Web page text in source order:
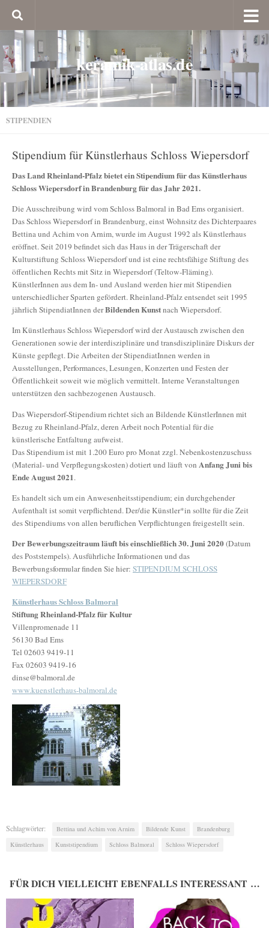
keramik-atlas.de
STIPENDIEN
Stipendium für Künstlerhaus Schloss Wiepersdorf
Das Land Rheinland-Pfalz bietet ein Stipendium für das Künstlerhaus
Schloss Wiepersdorf in Brandenburg für das Jahr 2021.
Die Ausschreibung wird vom Schloss Balmoral in Bad Ems organisiert.
Das Schloss Wiepersdorf in Brandenburg, einst Wohnsitz des Dichterpaares
Bettina und Achim von Arnim, wurde im August 1992 als Künstlerhaus
eröffnet. Seit 2019 befindet sich das Haus in der Trägerschaft der
Kulturstiftung Schloss Wiepersdorf und ist eine rechtsfähige Stiftung des
öffentlichen Rechts mit Sitz in Wiepersdorf (Teltow-Fläming).
KünstlerInnen aus dem In- und Ausland werden hier mit Stipendien
unterschiedlicher Sparten gefördert. Rheinland-Pfalz entsendet seit 1995
jährlich StipendiatInnen derBildenden Kunstnach Wiepersdorf.
Im Künstlerhaus Schloss Wiepersdorf wird der Austausch zwischen den
Generationen sowie der interdisziplinäre und transdisziplinäre Diskurs der
Künste gepflegt. Die Arbeiten der StipendiatInnen werden in
Ausstellungen, Performances, Lesungen, Konzerten und Festen der
Öffentlichkeit soweit wie möglich vermittelt. Interne Veranstaltungen
unterstützen den sachbezogenen Austausch.
Das Wiepersdorf-Stipendium richtet sich an Bildende KünstlerInnen mit
Bezug zu Rheinland-Pfalz, deren Arbeit noch Potential für die
künstlerische Entfaltung aufweist.
Das Stipendium ist mit 1.200 Euro pro Monat zzgl. Nebenkostenzuschuss
(Material- und Verpflegungskosten) dotiert und läuft von Anfang Juni bis
Ende August 2021.
Es handelt sich um ein Anwesenheitsstipendium; ein durchgehender
Aufenthalt ist somit verpflichtend. Der/die Künstler*in sollte für die Zeit
des Stipendiums von allen beruflichen Verpflichtungen freigestellt sein.
Der Bewerbungszeitraum läuft bis einschließlich 30. Juni 2020(Datum
des Poststempels). Ausführliche Informationen und das
Bewerbungsformular finden Sie hier: STIPENDIUM SCHLOSS
WIEPERSDORF
Künstlerhaus Schloss Balmoral
Stiftung Rheinland-Pfalz für Kultur
Villenpromenade 11
56130 Bad Ems
Tel 02603 9419-11
Fax 02603 9419-16
dinse@balmoral.de
www.kuenstlerhaus-balmoral.de
Schlagwörter: Bettina und Achim von Arnim Bildende Kunst
Brandenburg
Künstlerhaus
Kunststipendium Schloss Balmoral Schloss Wiepersdorf
FÜR DICH VIELLEICHT EBENFALLS INTERESSANT …